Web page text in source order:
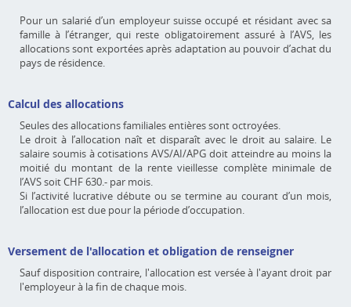
Pour un salarié d’un employeur suisse occupé et résidant avec sa
famille à l’étranger, qui reste obligatoirement assuré à l’AVS, les
allocations sont exportées après adaptation au pouvoir d’achat du
pays de résidence.
Calcul des allocations
Seules des allocations familiales entières sont octroyées.
Le droit à l’allocation naît et disparaît avec le droit au salaire. Le
salaire soumis à cotisations AVS/AI/APG doit atteindre au moins la
moitié du montant de la rente vieillesse complète minimale de
l’AVS soit CHF 630.- par mois.
Si l’activité lucrative débute ou se termine au courant d’un mois,
l’allocation est due pour la période d’occupation.
Versement de l'allocation et obligation de renseigner
Sauf disposition contraire, l'allocation est versée à l'ayant droit par
l'employeur à la fin de chaque mois.